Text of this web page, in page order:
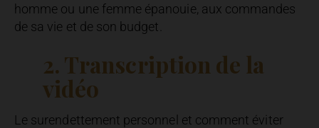
homme ou une femme épanouie, aux commandes
de sa vie et de son budget.
2. Transcription de la
vidéo
Le surendettement personnel et comment éviter